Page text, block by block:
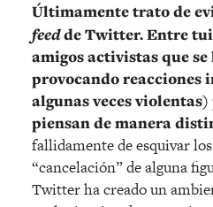
Últimamente trato de
feedde Twitter. Entre
amigos activistas que
provocando reacciones
algunas veces
piensan de manera
fallidamente de esquivar los
“cancelación” de alguna
Twitter ha creado un